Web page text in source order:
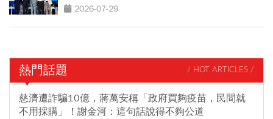
2026-07-29
熱門話題 / HOT ARTICLES /
慈濟遭詐騙10億，蔣萬安稱「政府買夠疫苗，民間就
不用採購」！謝金河：這句話說得不夠公道